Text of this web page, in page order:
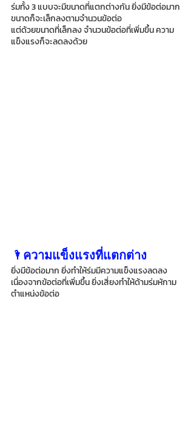
ร่มทั้ง 3 แบบจะมีขนาดที่แตกต่างกัน ยิ่งมีข้อต่อมาก
ขนาดก็จะเล็กลงตามจำนวนข้อต่อ
แต่ด้วยขนาดที่เล็กลง จำนวนข้อต่อที่เพิ่มขึ้น ความ
แข็งแรงก็จะลดลงด้วย
🌂ความแข็งแรงที่แตกต่าง
ยิ่งมีข้อต่อมาก ยิ่งทำให้ร่มมีความแข็งแรงลดลง
เนื่องจากข้อต่อที่เพิ่มขึ้น ยิ่งเสี่ยงทำให้ด้ามร่มหักาม
ตำแหน่งข้อต่อ